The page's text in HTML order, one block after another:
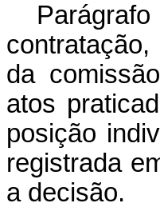
da
atos
posição
registrada
a decisão.